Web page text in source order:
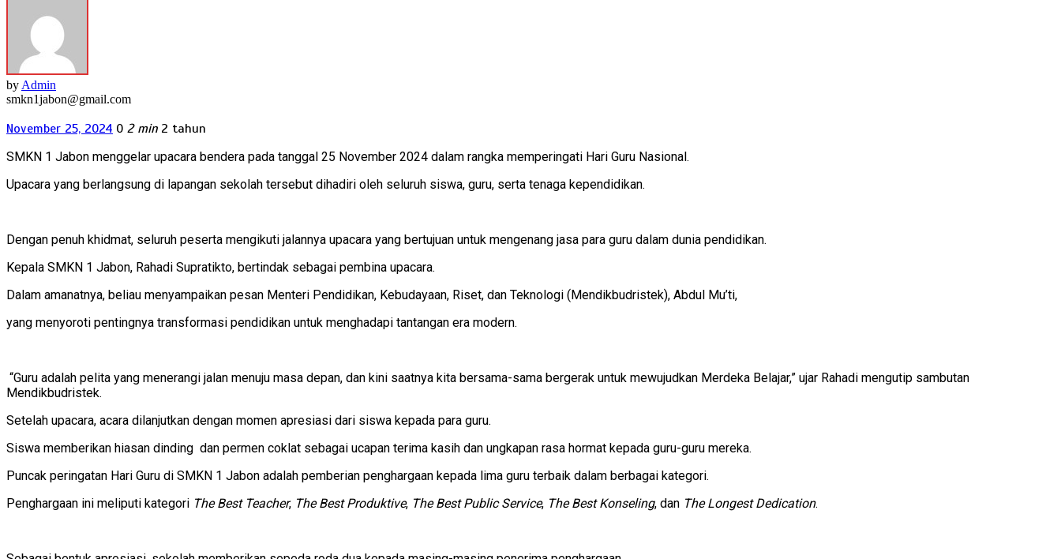
by Admin
smkn1jabon@gmail.com
November 25, 2024 0 2 min 2 tahun
SMKN 1 Jabon menggelar upacara bendera pada tanggal 25 November 2024 dalam rangka memperingati Hari Guru Nasional.
Upacara yang berlangsung di lapangan sekolah tersebut dihadiri oleh seluruh siswa, guru, serta tenaga kependidikan.
Dengan penuh khidmat, seluruh peserta mengikuti jalannya upacara yang bertujuan untuk mengenang jasa para guru dalam dunia pendidikan.
Kepala SMKN 1 Jabon, Rahadi Supratikto, bertindak sebagai pembina upacara.
Dalam amanatnya, beliau menyampaikan pesan Menteri Pendidikan, Kebudayaan, Riset, dan Teknologi (Mendikbudristek), Abdul Mu’ti,
yang menyoroti pentingnya transformasi pendidikan untuk menghadapi tantangan era modern.
“Guru adalah pelita yang menerangi jalan menuju masa depan, dan kini saatnya kita bersama-sama bergerak untuk mewujudkan Merdeka Belajar,” ujar Rahadi mengutip sambutan
Mendikbudristek.
Setelah upacara, acara dilanjutkan dengan momen apresiasi dari siswa kepada para guru.
Siswa memberikan hiasan dinding dan permen coklat sebagai ucapan terima kasih dan ungkapan rasa hormat kepada guru-guru mereka.
Puncak peringatan Hari Guru di SMKN 1 Jabon adalah pemberian penghargaan kepada lima guru terbaik dalam berbagai kategori.
Penghargaan ini meliputi kategori The Best Teacher, The Best Produktive, The Best Public Service, The Best Konseling, dan The Longest Dedication.